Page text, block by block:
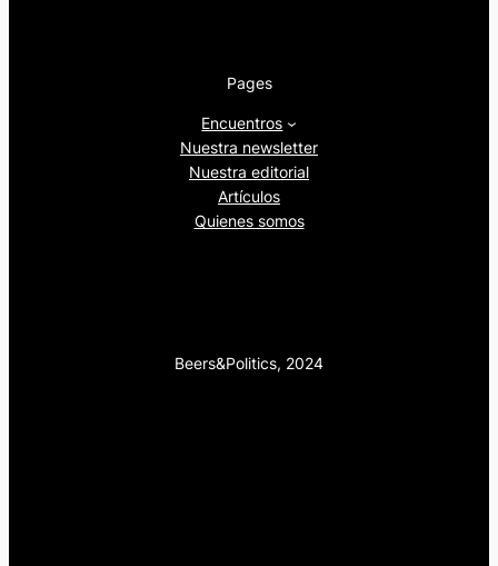
Pages
Encuentros
Nuestra newsletter
Nuestra editorial
Artículos
Quienes somos
Beers&Politics, 2024